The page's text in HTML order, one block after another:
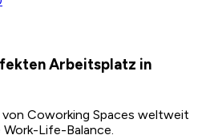
Arbeitsplatz in
von Coworking Spaces weltweit
Life-Balance.